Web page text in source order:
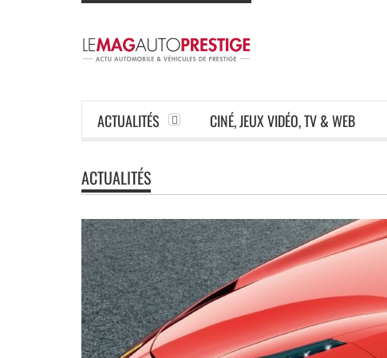
ACTUALITÉS CINÉ, JEUX VIDÉO, TV & WEB
ACTUALITÉS